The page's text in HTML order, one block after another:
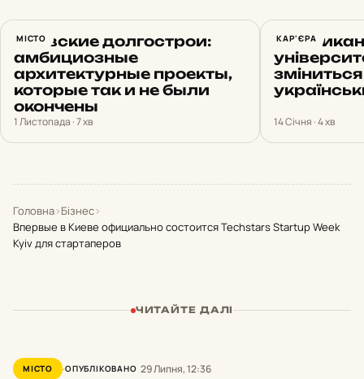
МІСТО
Киевские долгострои:
амбициозные
архитектурные проекты,
которые так и не были
окончены
1 Листопада · 7 хв
КАР'ЄРА
14 Січня · 4 хв
Головна›Бізнес›
Впервые в Киеве официально состоится Techstars Startup Week
Kyiv для стартаперов
ЧИТАЙТЕ ДАЛІ
МІСТО ОПУБЛІКОВАНО 29 Липня, 12:36